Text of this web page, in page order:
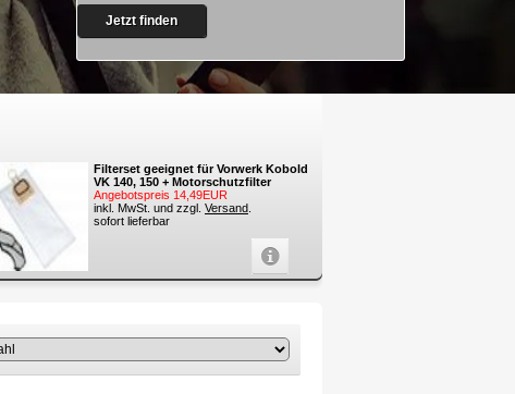
Jetzt finden
Filterset geeignet für Vorwerk Kobold
VK 140, 150 + Motorschutzfilter
Angebotspreis 14,49EUR
inkl. MwSt. und zzgl. Versand
sofort lieferbar